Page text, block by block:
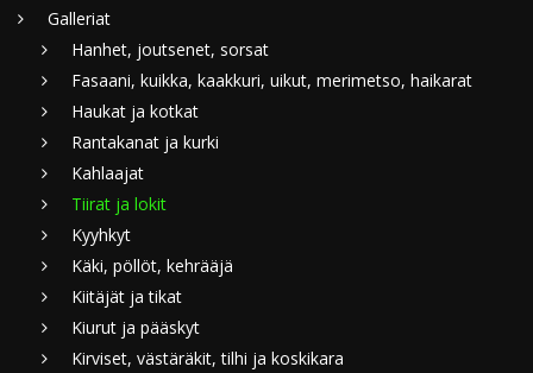
Galleriat
Hanhet, joutsenet, sorsat
Fasaani, kuikka, kaakkuri, uikut, merimetso, haikarat
Haukat ja kotkat
Rantakanat ja kurki
Kahlaajat
Tiirat ja lokit
Kyyhkyt
Käki, pöllöt, kehrääjä
Kiitäjät ja tikat
Kiurut ja pääskyt
Kirviset, västäräkit, tilhi ja koskikara